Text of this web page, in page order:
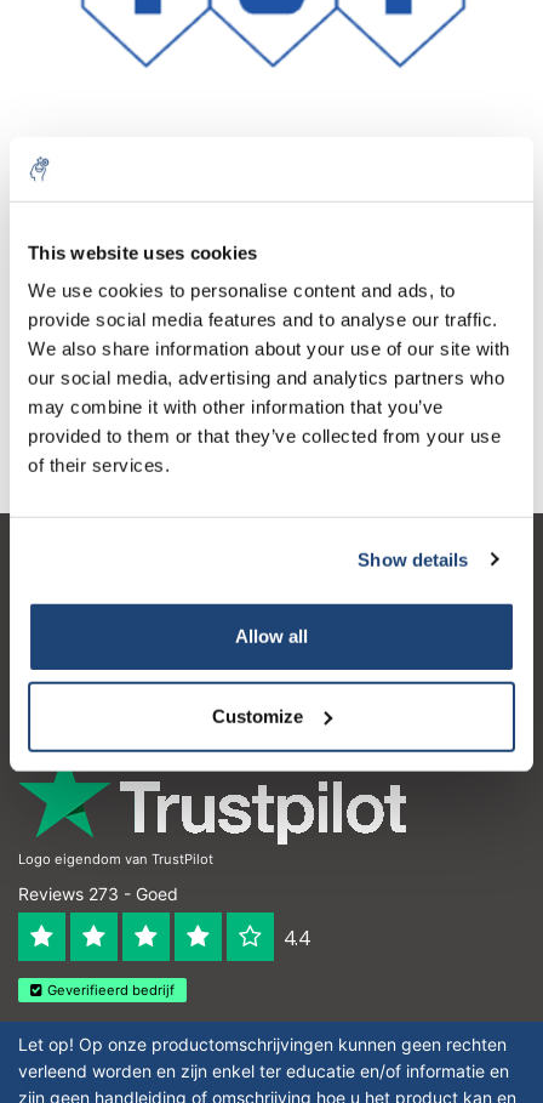
This website uses cookies
We use cookies to personalise content and ads, to
provide social media features and to analyse our traffic.
We also share information about your use of our site with
our social media, advertising and analytics partners who
may combine it with other information that you’ve
provided to them or that they’ve collected from your use
of their services.
Show details
Allow all
Customize
1 Stuk Excl. btw
€594,38
Incl. btw
Toevoegen aan winkelwagen
Informatie
Contactgegevens
Logo eigendom van TrustPilot
Reviews 273 - Goed
4.4
Geverifieerd bedrijf
Let op! Op onze productomschrijvingen kunnen geen rechten
verleend worden en zijn enkel ter educatie en/of informatie en
zijn geen handleiding of omschrijving hoe u het product kan en